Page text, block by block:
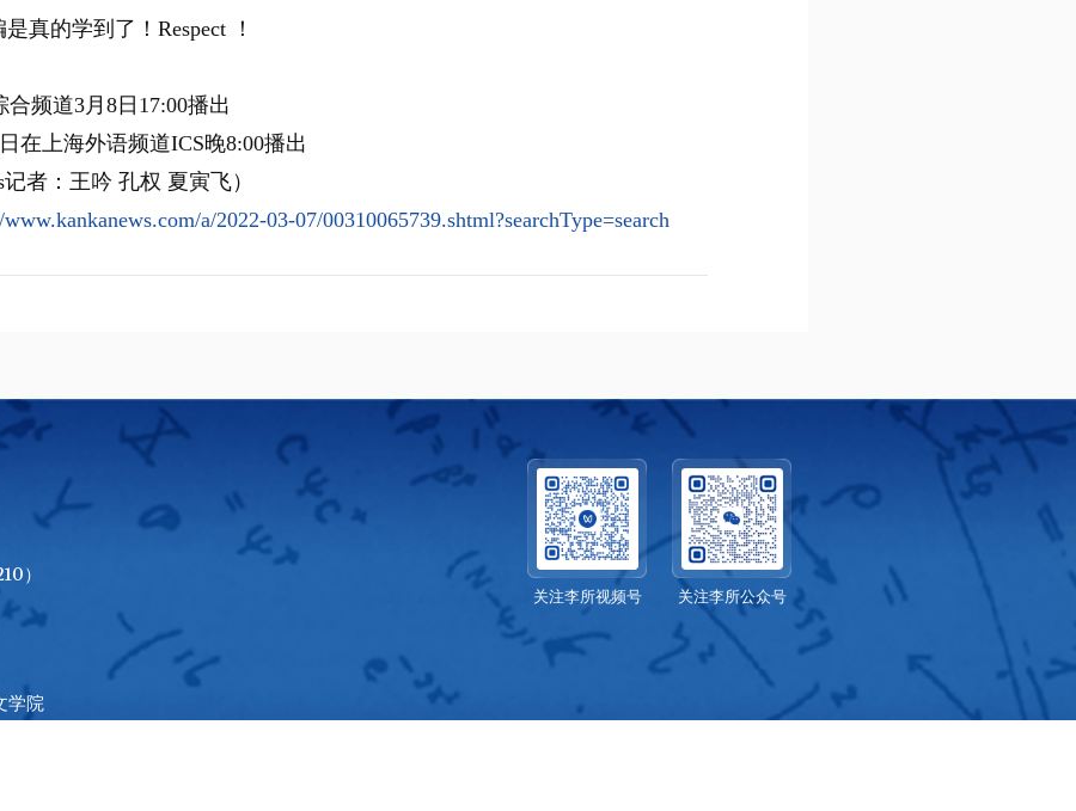
真的学到了！Respect ！
频道3月8日17:00播出
在上海外语频道ICS晚8:00播出
记者：王吟 孔权 夏寅飞）
a/2022-03-07/00310065739.shtml?searchType=search
）
学院
关注李所视频号 关注李所公众号